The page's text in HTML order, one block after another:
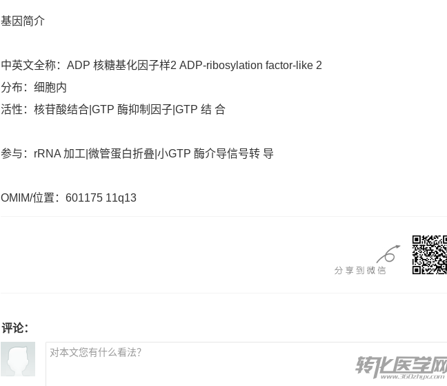
基因简介
中英文全称：ADP 核糖基化因子样2 ADP-ribosylation factor-like 2
分布：细胞内
活性：核苷酸结合|GTP 酶抑制因子|GTP 结 合
参与：rRNA 加工|微管蛋白折叠|小GTP 酶介导信号转 导
OMIM/位置：601175 11q13
评论：